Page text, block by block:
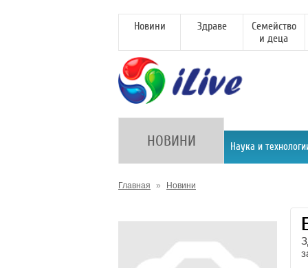
Новини Здраве
Семейство
и деца
НОВИНИ Наука и
Главная » Новини